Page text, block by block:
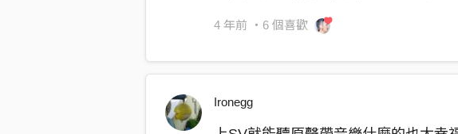
4 年前 ・6 個喜歡
Ironegg